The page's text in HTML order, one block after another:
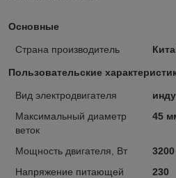
Основные
Страна производитель
Пользовательские
Вид электродвигателя
Максимальный диаметр
веток
45
Мощность двигателя, Вт
3200
Напряжение питающей
230